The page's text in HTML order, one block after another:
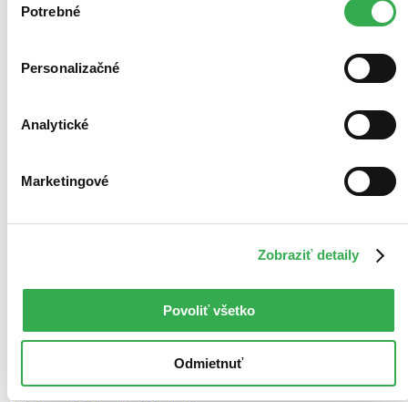
keby sme mohli používať všetky tieto cookies. Ďakujeme!
súhlasu
Potrebné
Personalizačné
Analytické
Marketingové
Zobraziť detaily
Povoliť všetko
Odmietnuť